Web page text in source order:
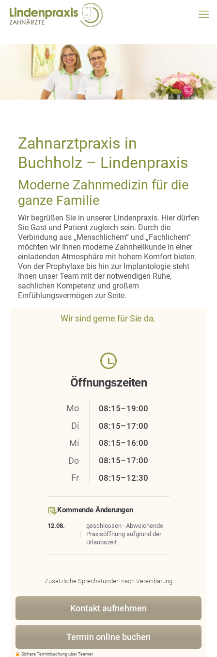
Zahnarztpraxis in
Buchholz – Lindenpraxis
Moderne Zahnmedizin für die
ganze Familie
Wir begrüßen Sie in unserer Lindenpraxis. Hier dürfen
Sie Gast und Patient zugleich sein. Durch die
Verbindung aus „Menschlichem“ und „Fachlichem“
möchten wir Ihnen moderne Zahnheilkunde in einer
einladenden Atmosphäre mit hohem Komfort bieten.
Von der Prophylaxe bis hin zur Implantologie steht
Ihnen unser Team mit der notwendigen Ruhe,
sachlichen Kompetenz und großem
Einfühlungsvermögen zur Seite.
Wir sind gerne für Sie da.
Öffnungszeiten
Mo 08:15–19:00
Di 08:15–17:00
Mi 08:15–16:00
Do 08:15–17:00
Fr 08:15–12:30
Kommende Änderungen
12.08.
geschlossen · Abweichende
Praxisöffnung aufgrund der
Urlaubszeit
Zusätzliche Sprechstunden nach Vereinbarung
Kontakt aufnehmen
Termin online buchen
Sichere Terminbuchung über Teemer